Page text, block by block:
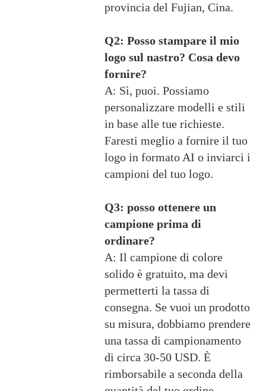
provincia del Fujian, Cina.
Q2: Posso stampare il mio
logo sul nastro? Cosa devo
fornire?
A: Sì, puoi. Possiamo
personalizzare modelli e stili
in base alle tue richieste.
Faresti meglio a fornire il tuo
logo in formato AI o inviarci i
campioni del tuo logo.
Q3: posso ottenere un
campione prima di
ordinare?
A: Il campione di colore
solido è gratuito, ma devi
permetterti la tassa di
consegna. Se vuoi un prodotto
su misura, dobbiamo prendere
una tassa di campionamento
di circa 30-50 USD. È
rimborsabile a seconda della